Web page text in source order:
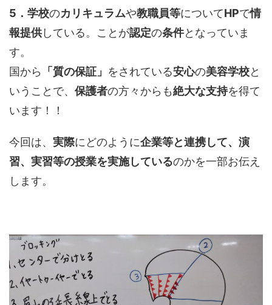
5．学校のカリキュラムや教職員等についてHPで情
報提供している。ことが認定の条件となっていま
す。
国から
「質の保証」 をされている安心の美容学校と
いうことで、 保護者の方々からも絶大な支持を得て
います！！
今回は、 実際にどのように企業等と連携して、演
習、実習等の授業を実施しているのかを一部お伝え
します。